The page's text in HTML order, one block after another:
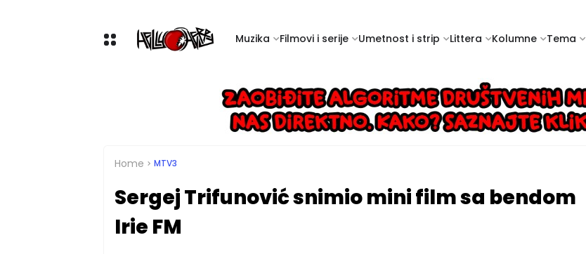
Muzika Filmovi i serije Umetnost i strip Littera Kolumne Tema
Home MTV3
Sergej Trifunović snimio mini film sa bendom
Irie FM